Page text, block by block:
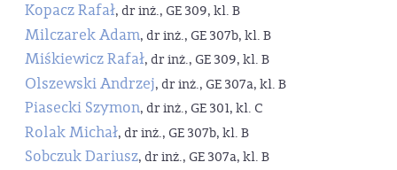
Kopacz Rafał, dr inż., GE 309, kl. B
Milczarek Adam, dr inż., GE 307b, kl. B
Miśkiewicz Rafał, dr inż., GE 309, kl. B
Olszewski Andrzej, dr inż., GE 307a, kl. B
Piasecki Szymon, dr inż., GE 301, kl. C
Rolak Michał, dr inż., GE 307b, kl. B
Sobczuk Dariusz, dr inż., GE 307a, kl. B